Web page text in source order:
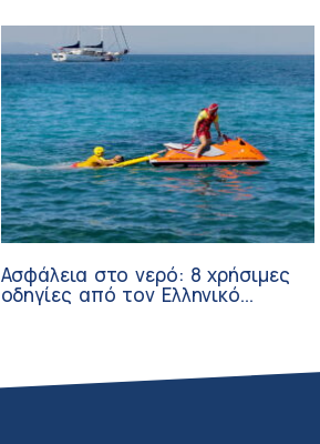
Ασφάλεια στο νερό: 8 χρήσιμες
οδηγίες από τον Ελληνικό